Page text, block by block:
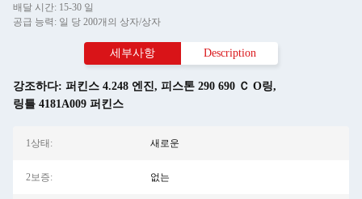
배달 시간: 15-30 일
공급 능력: 일 당 200개의 상자/상자
세부사항 Description
강조하다: 퍼킨스 4.248 엔진, 피스톤 290 690 Ｃ O링,
링틀 4181A009 퍼킨스
1상태: 새로운
2보증: 없는